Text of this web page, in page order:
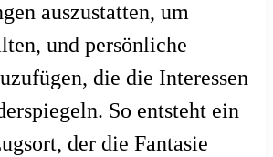
auszustatten, um
und persönliche
die die Interessen
So entsteht ein
der die Fantasie